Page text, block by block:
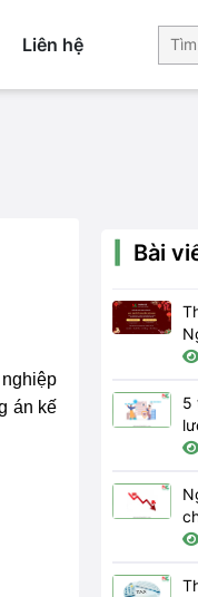
Liên hệ
án kế
Bài
5